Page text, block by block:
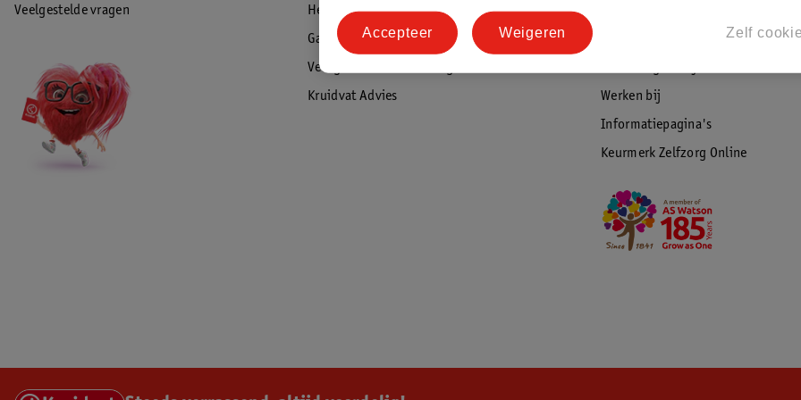
Veelgestelde vragen
Herroepen & retourneren
Garantie
Veiligheidswaarschuwingen
Kruidvat Advies
Werken bij
Informatiepagina's
Keurmerk Zelfzorg Online
Zelf
Weigeren
Accepteer